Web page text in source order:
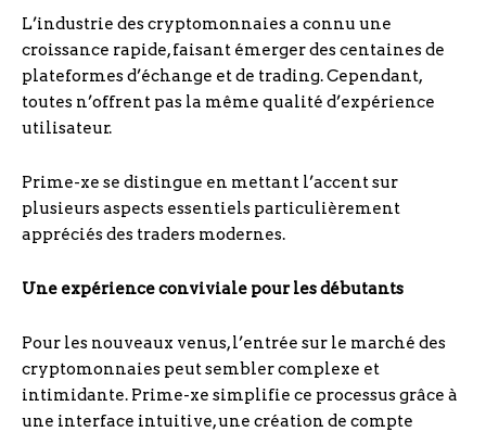
L’industrie des cryptomonnaies a connu une
croissance rapide, faisant émerger des centaines de
plateformes d’échange et de trading. Cependant,
toutes n’offrent pas la même qualité d’expérience
utilisateur.
Prime-xe se distingue en mettant l’accent sur
plusieurs aspects essentiels particulièrement
appréciés des traders modernes.
Une expérience conviviale pour les débutants
Pour les nouveaux venus, l’entrée sur le marché des
cryptomonnaies peut sembler complexe et
intimidante. Prime-xe simplifie ce processus grâce à
une interface intuitive, une création de compte